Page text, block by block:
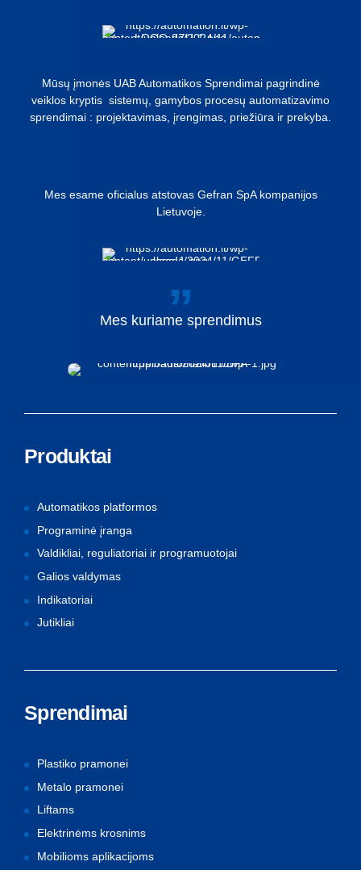
Mūsų įmonės UAB Automatikos Sprendimai pagrindinė
veiklos kryptis sistemų, gamybos procesų automatizavimo
sprendimai : projektavimas, įrengimas, priežiūra ir prekyba.
Mes esame oficialus atstovas Gefran SpA kompanijos
Lietuvoje.
Mes kuriame sprendimus
Produktai
Automatikos platformos
Programinė įranga
Valdikliai, reguliatoriai ir programuotojai
Galios valdymas
Indikatoriai
Jutikliai
Sprendimai
Plastiko pramonei
Metalo pramonei
Liftams
Elektrinėms krosnims
Mobilioms aplikacijoms